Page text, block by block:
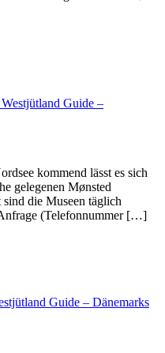
Guide –
kommend lässt es sich
gelegenen Mønsted
die Museen täglich
(Telefonnummer […]
Guide – Dänemarks